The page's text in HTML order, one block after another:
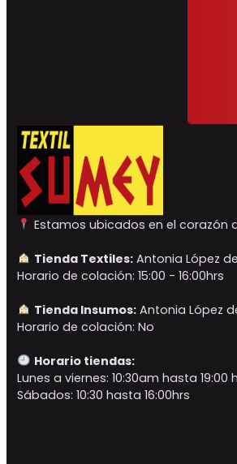
Estamos ubicados en el corazón
Tienda Textiles:Antonia López
Horario de colación: 15:00 - 16:00hrs
Tienda Insumos:Antonia López
Horario de colación: No
Horario tiendas:
Lunes a viernes: 10:30am hasta 19:00
Sábados: 10:30 hasta 16:00hrs